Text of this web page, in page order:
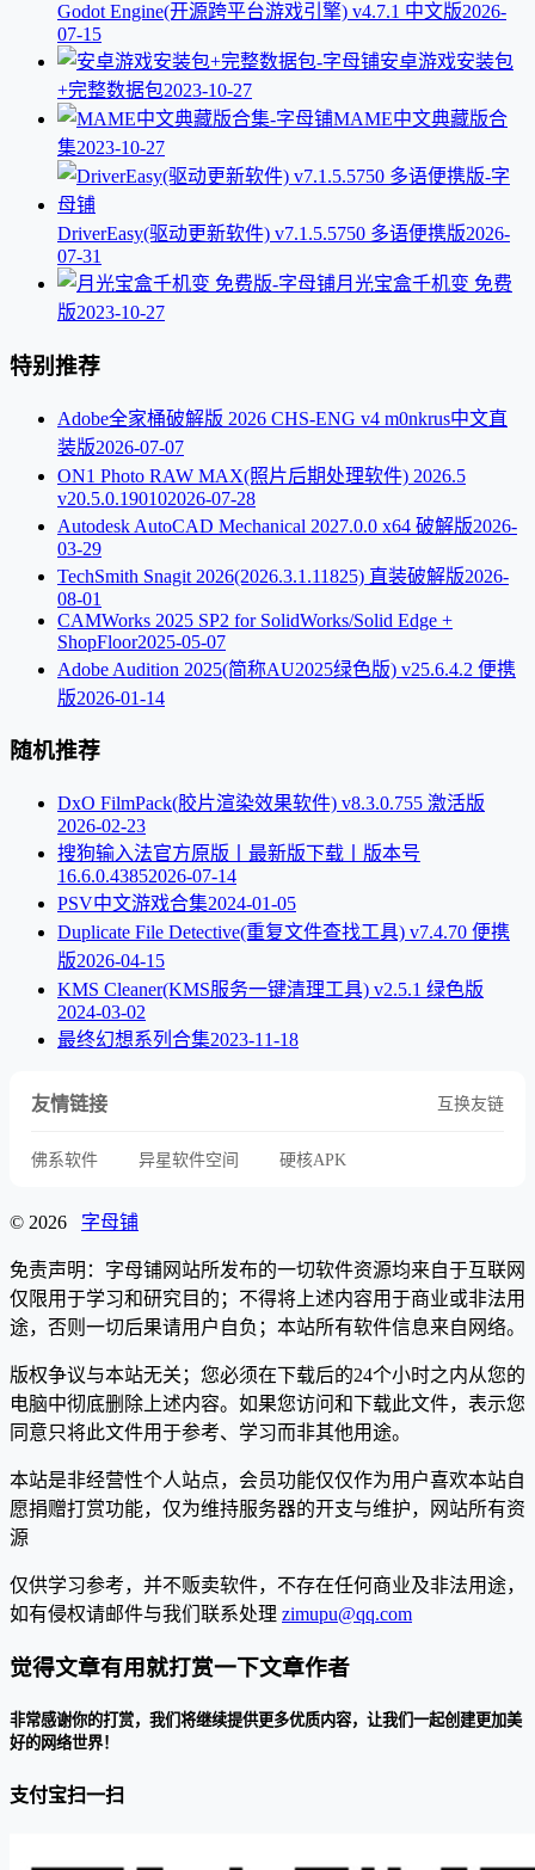
Godot Engine(开源跨平台游戏引擎) v4.7.1 中文版2026-
07-15
安卓游戏安装包
+完整数据包2023-10-27
MAME中文典藏版合
集2023-10-27
DriverEasy(驱动更新软件) v7.1.5.5750 多语便携版2026-
07-31
月光宝盒千机变 免费
版2023-10-27
特别推荐
Adobe全家桶破解版 2026 CHS-ENG v4 m0nkrus中文直
装版2026-07-07
ON1 Photo RAW MAX(照片后期处理软件) 2026.5
v20.5.0.190102026-07-28
Autodesk AutoCAD Mechanical 2027.0.0 x64 破解版2026-
03-29
TechSmith Snagit 2026(2026.3.1.11825) 直装破解版2026-
08-01
CAMWorks 2025 SP2 for SolidWorks/Solid Edge +
ShopFloor2025-05-07
Adobe Audition 2025(简称AU2025绿色版) v25.6.4.2 便携
版2026-01-14
随机推荐
DxO FilmPack(胶片渲染效果软件) v8.3.0.755 激活版
2026-02-23
搜狗输入法官方原版丨最新版下载丨版本号
16.6.0.43852026-07-14
PSV中文游戏合集2024-01-05
Duplicate File Detective(重复文件查找工具) v7.4.70 便携
版2026-04-15
KMS Cleaner(KMS服务一键清理工具) v2.5.1 绿色版
2024-03-02
最终幻想系列合集2023-11-18
友情链接 互换友链
佛系软件 异星软件空间 硬核APK
© 2026 字母铺
免责声明：字母铺网站所发布的一切软件资源均来自于互联网
仅限用于学习和研究目的；不得将上述内容用于商业或非法用
途，否则一切后果请用户自负；本站所有软件信息来自网络。
版权争议与本站无关；您必须在下载后的24个小时之内从您的
电脑中彻底删除上述内容。如果您访问和下载此文件，表示您
同意只将此文件用于参考、学习而非其他用途。
本站是非经营性个人站点，会员功能仅仅作为用户喜欢本站自
愿捐赠打赏功能，仅为维持服务器的开支与维护，网站所有资
源
仅供学习参考，并不贩卖软件，不存在任何商业及非法用途，
如有侵权请邮件与我们联系处理 zimupu@qq.com
觉得文章有用就打赏一下文章作者
非常感谢你的打赏，我们将继续提供更多优质内容，让我们一起创建更加美
好的网络世界！
支付宝扫一扫